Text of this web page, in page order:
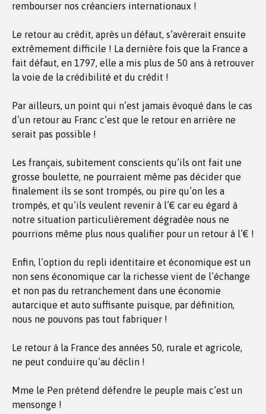
rembourser nos créanciers internationaux !
Le retour au crédit, après un défaut, s’avèrerait ensuite
extrêmement difficile ! La dernière fois que la France a
fait défaut, en 1797, elle a mis plus de 50 ans à retrouver
la voie de la crédibilité et du crédit !
Par ailleurs, un point qui n’est jamais évoqué dans le cas
d’un retour au Franc c’est que le retour en arrière ne
serait pas possible !
Les français, subitement conscients qu’ils ont fait une
grosse boulette, ne pourraient même pas décider que
finalement ils se sont trompés, ou pire qu’on les a
trompés, et qu’ils veulent revenir à l’€ car eu égard à
notre situation particulièrement dégradée nous ne
pourrions même plus nous qualifier pour un retour à l’€ !
Enfin, l’option du repli identitaire et économique est un
non sens économique car la richesse vient de l’échange
et non pas du retranchement dans une économie
autarcique et auto suffisante puisque, par définition,
nous ne pouvons pas tout fabriquer !
Le retour à la France des années 50, rurale et agricole,
ne peut conduire qu’au déclin !
Mme le Pen prétend défendre le peuple mais c’est un
mensonge !